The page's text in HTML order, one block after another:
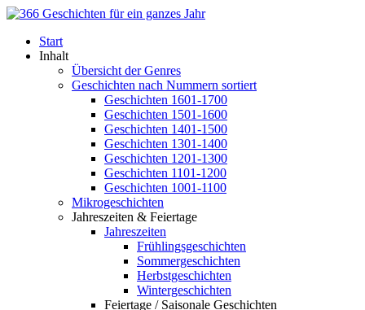
Start
Inhalt
Übersicht der Genres
Geschichten nach Nummern sortiert
Geschichten 1601-1700
Geschichten 1501-1600
Geschichten 1401-1500
Geschichten 1301-1400
Geschichten 1201-1300
Geschichten 1101-1200
Geschichten 1001-1100
Mikrogeschichten
Jahreszeiten & Feiertage
Jahreszeiten
Frühlingsgeschichten
Sommergeschichten
Herbstgeschichten
Wintergeschichten
Feiertage / Saisonale Geschichten